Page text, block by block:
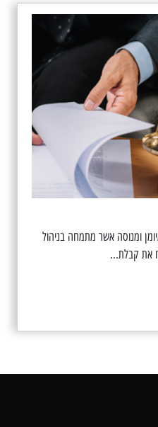
ומנוסה אשר מתמחה בניהול
את קבלת...